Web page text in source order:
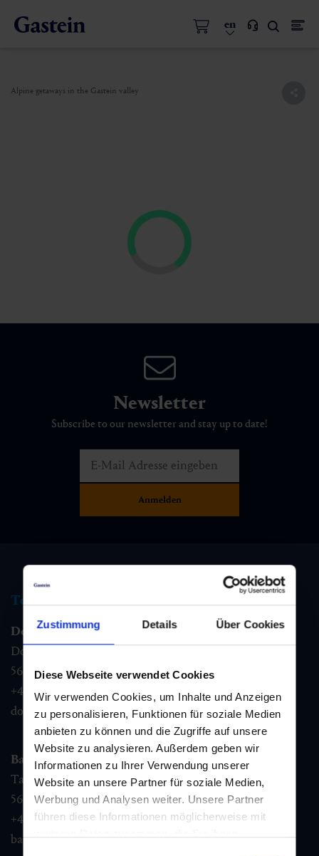
Zustimmung Details Über Cookies
Diese Webseite verwendet Cookies
Wir verwenden Cookies, um Inhalte und Anzeigen
zu personalisieren, Funktionen für soziale Medien
anbieten zu können und die Zugriffe auf unsere
Website zu analysieren. Außerdem geben wir
Informationen zu Ihrer Verwendung unserer
Website an unsere Partner für soziale Medien,
Werbung und Analysen weiter. Unsere Partner
führen diese Informationen möglicherweise mit
en
Alpine getaways in the Gastein valley
Newsletter
Subscribe to our newsletter and stay up to date!
Tourist information
Dorfgastein
Dorfstraße 1,
5632 Dorfgastein
+43 6432 3393 460
dorfgastein@gastein.com
Bad Hofgastein
Tauernplatz 1,
5630 Bad Hofgastein
+43 6432 3393 260
badhofgastein@gastein.com